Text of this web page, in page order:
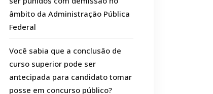
âmbito da Administração Pública
Federal
Você sabia que a conclusão de
curso superior pode ser
antecipada para candidato tomar
posse em concurso público?